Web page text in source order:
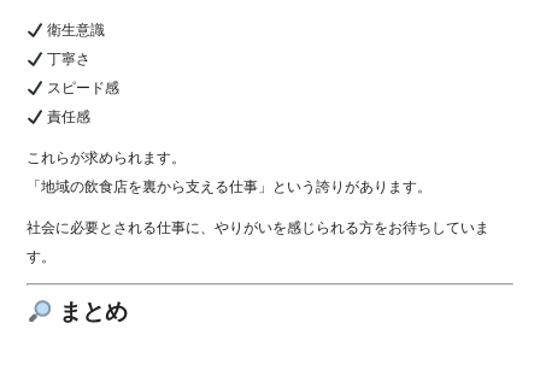
衛生意識
丁寧さ
スピード感
責任感
これらが求められます。
「地域の飲食店を裏から支える仕事」という誇りがあります。
社会に必要とされる仕事に、やりがいを感じられる方をお待ちしていま
す。
まとめ